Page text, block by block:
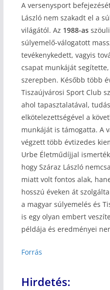
A versenysport
László nem szakadt el a
világától. Az 1988-as
súlyemelő-válogatott
tevékenykedett, vagyis
csapat munkáját
szerepben. Később több
Tiszaújvárosi Sport Club
ahol tapasztalatával,
elkötelezettségével a
munkáját is támogatta. A
végzett több évtizedes
Urbe Életműdíjjal
hogy Száraz László
miatt volt fontos alak,
hosszú éveken át
a magyar súlyemelés és
is egy olyan embert
példája és eredményei
Forrás
Hirdetés: